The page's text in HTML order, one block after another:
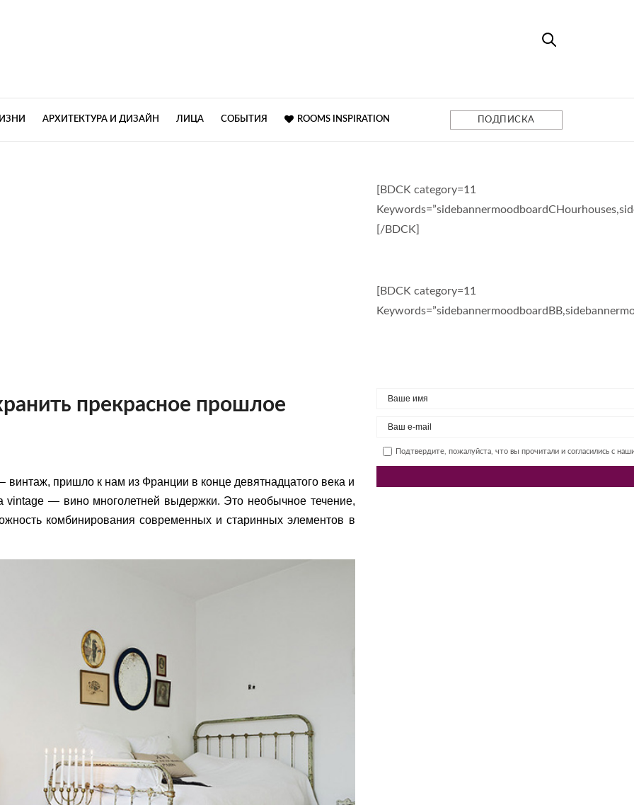
АРХИТЕКТУРА И ДИЗАЙН ЛИЦА СОБЫТИЯ ROOMS INSPIRATION ПОДПИСКА
прекрасное прошлое
пришло к нам из Франции в конце девятнадцатого века и
vintage — вино многолетней выдержки. Это необычное течение,
комбинирования современных и старинныхэлементов в
[BDCK category=11
[/BDCK]
[BDCK category=11
Подтвердите, пожалуйста, что вы прочитали и согласились с